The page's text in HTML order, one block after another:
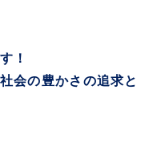
！
会の豊かさの追求と